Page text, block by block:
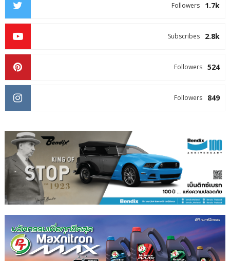
1.7k
Followers
2.8k
Subscribes
524
Followers
849
Followers